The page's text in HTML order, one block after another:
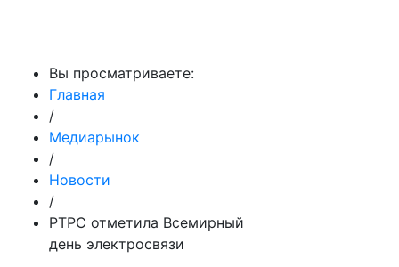
Вы просматриваете:
Главная
/
Медиарынок
/
Новости
/
РТРС отметила Всемирный
день электросвязи